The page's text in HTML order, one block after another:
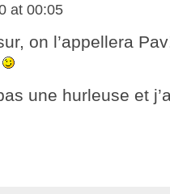
at 00:05
on l’appellera
une hurleuse et